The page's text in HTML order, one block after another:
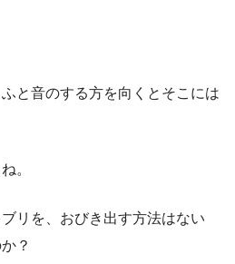
と音のする方を向くとそこには
。
リを、おびき出す方法はない
？